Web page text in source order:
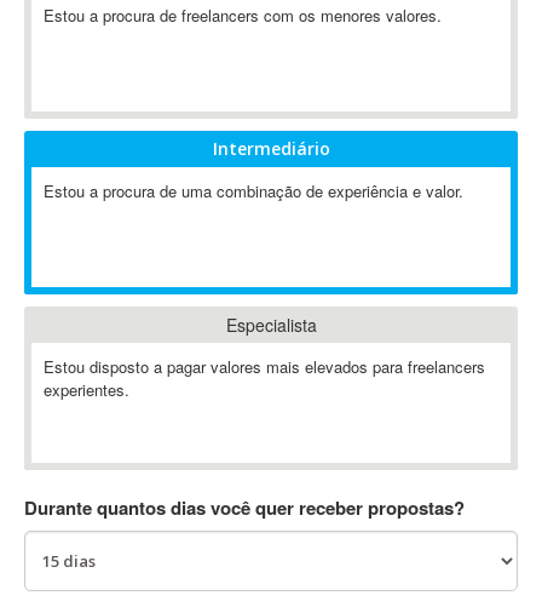
A2Billing
ABAP
ABBYY FineReader
Ableton Live
Abstract
Abstract Window Toolkit (AWT)
AC Drives
ACARS
AccountMate
Estou a procura de freelancers com os menores valores.
Intermediário
Estou a procura de uma combinação de experiência e valor.
Especialista
Estou disposto a pagar valores mais elevados para freelancers
experientes.
Durante quantos dias você quer receber propostas?